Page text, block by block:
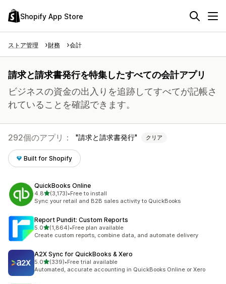
Shopify App Store
ストア管理 財務 会計
請求と請求書発行を特集したすべての会計アプリ
ビジネスの資金の出入りを追跡してすべてが記帳さ
れていることを確認できます。
292個のアプリ： 請求と請求書発行 クリア
Built for Shopify
QuickBooks Online
4.85つ星中
(3,173)
合計レビュー数：3173件
•Free to install
Sync your retail and B2B sales activity to QuickBooks
Report Pundit: Custom Reports
5.05つ星中
(1,864)
合計レビュー数：1864件
•Free plan available
Create custom reports, combine data, and automate delivery
A2X Sync for QuickBooks & Xero
5.05つ星中
(339)
合計レビュー数：339件
•Free trial available
Automated, accurate accounting in QuickBooks Online or Xero